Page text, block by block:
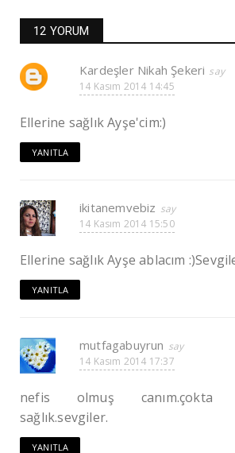
12 YORUM
Kardeşler Nikah Şekeri
14 Kasım 2014 14:45
Ellerine sağlık Ayşe'cim:)
YANITLA
ikitanemvebiz
14 Kasım 2014 15:50
Ellerine sağlık Ayşe ablacım
YANITLA
mutfagabuyrun
14 Kasım 2014 17:37
nefis olmuş canım.çokta
sağlık.sevgiler.
YANITLA